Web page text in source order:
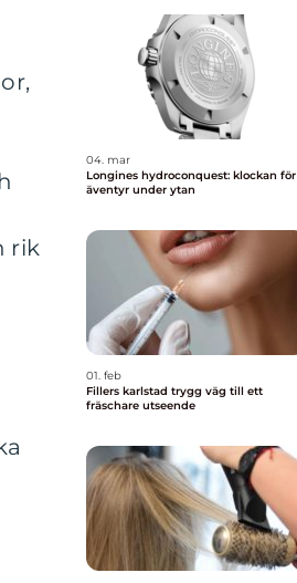
rik
04. mar
Longines hydroconquest: klockan för
äventyr under ytan
01. feb
Fillers karlstad trygg väg till ett
fräschare utseende